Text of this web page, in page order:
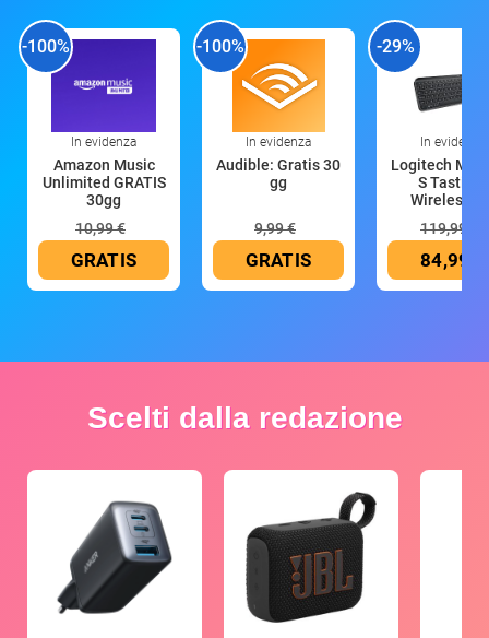
-100%
In evidenza
Amazon Music
Unlimited GRATIS
30gg
10,99 €
GRATIS
-100%
In evidenza
Audible: Gratis 30
gg
9,99 €
GRATIS
-29%
In evidenza
Logitech MX
S Tastiera
Wireless
119,99 €
84,99 €
Scelti dalla redazione